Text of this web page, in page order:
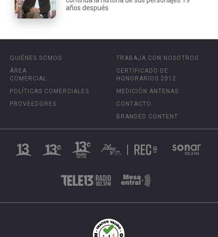
años después
QUIÉNES SOMOS
ÁREA
COMERCIAL
POLÍTICAS COMERCIALES
PROVEEDORES
TRABAJA CON NOSOTROS
CERTIFICADO DE
HONORARIOS 2012
MEDICIÓN ANTENAS
CONTACTO
BRANDED CONTENT